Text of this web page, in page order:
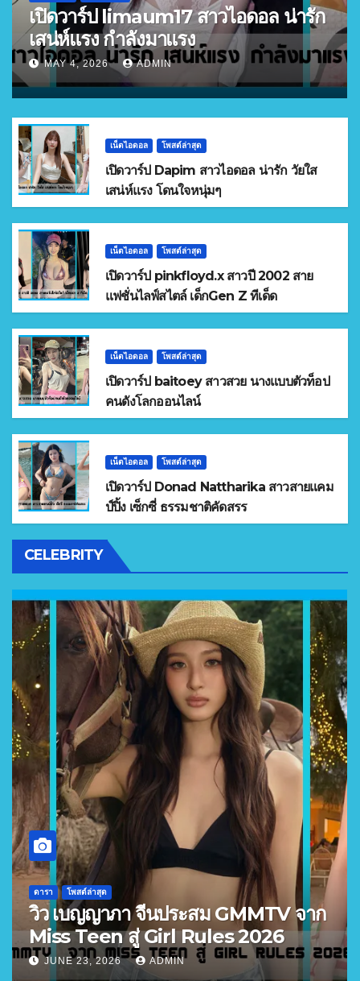
เปิดวาร์ป limaum17 สาวไอดอล น่ารัก
เสน่ห์แรง กำลังมาแรง
MAY 4, 2026 ADMIN
เน็ตไอดอล โพสต์ล่าสุด
เปิดวาร์ป Dapim สาวไอดอล น่ารัก วัยใส
เสน่ห์แรง โดนใจหนุ่มๆ
เน็ตไอดอล โพสต์ล่าสุด
เปิดวาร์ป pinkfloyd.x สาวปี 2002 สาย
แฟชั่นไลฟ์สไตล์ เด็กGen Z ทีเด็ด
เน็ตไอดอล โพสต์ล่าสุด
เปิดวาร์ป baitoey สาวสวย นางแบบตัวท็อป
คนดังโลกออนไลน์
เน็ตไอดอล โพสต์ล่าสุด
เปิดวาร์ป Donad Nattharika สาวสายแคม
ป์ปิ้ง เซ็กซี่ ธรรมชาติคัดสรร
CELEBRITY
ดารา โพสต์ล่าสุด
วิว เบญญาภา จีนประสม GMMTV จาก
Miss Teen สู่ Girl Rules 2026
JUNE 23, 2026 ADMIN